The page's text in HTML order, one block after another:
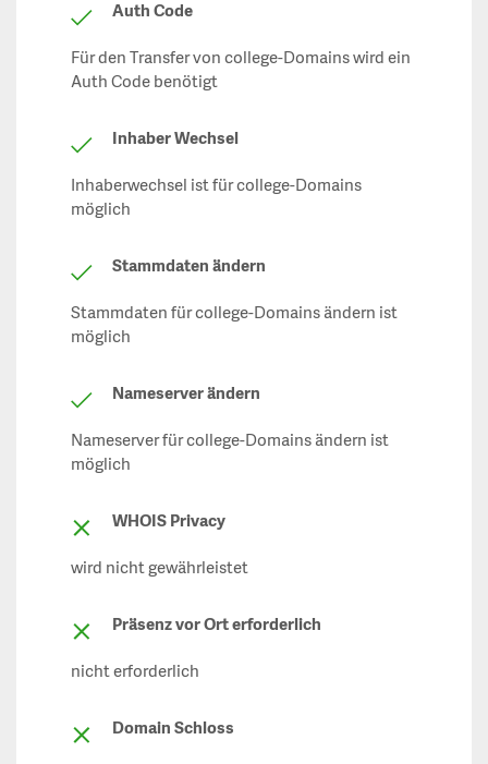
Auth Code
Für den Transfer von college-Domains wird ein
Auth Code benötigt
Inhaber Wechsel
Inhaberwechsel ist für college-Domains
möglich
Stammdaten ändern
Stammdaten für college-Domains ändern ist
möglich
Nameserver ändern
Nameserver für college-Domains ändern ist
möglich
WHOIS Privacy
wird nicht gewährleistet
Präsenz vor Ort erforderlich
nicht erforderlich
Domain Schloss